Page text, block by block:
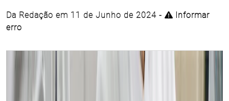
Da Redação em 11 de Junho de 2024 -
Informar
erro